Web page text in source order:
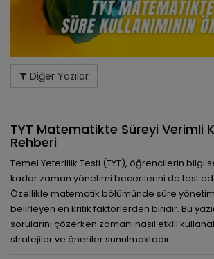
Diğer Yazılar
TYT Matematikte Süreyi Verimli
Rehberi
Temel Yeterlilik Testi (TYT), öğrencilerin bilgi
kadar zaman yönetimi becerilerini de test
Özellikle matematik bölümünde süre
belirleyen en kritik faktörlerden biridir. Bu
sorularını çözerken zamanı nasıl etkili
stratejiler ve öneriler sunulmaktadır.